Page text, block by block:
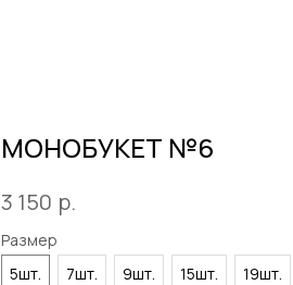
МОНОБУКЕТ №6
3 150 р.
Размер
5шт.
7шт. 9шт. 15шт. 19шт.